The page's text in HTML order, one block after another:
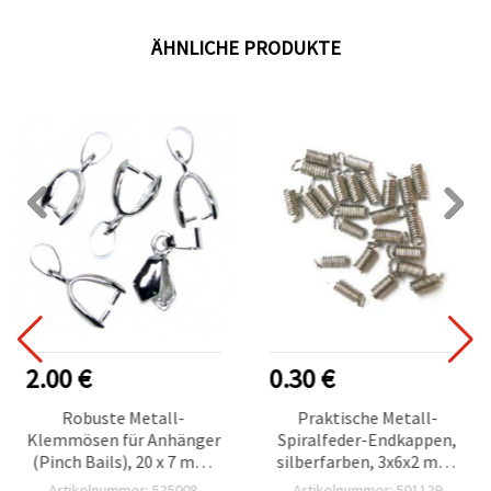
ÄHNLICHE PRODUKTE
2.00 €
Robuste Metall-
Klemmösen für Anhänger
(Pinch Bails), 20 x 7 mm,
Öffnung 4 x 6 mm,
0.30 €
Praktische Metall-
Spiralfeder-Endkappen,
silberfarben, 3x6x2 mm,
ca. 8 g, 50 Stück – ideal für